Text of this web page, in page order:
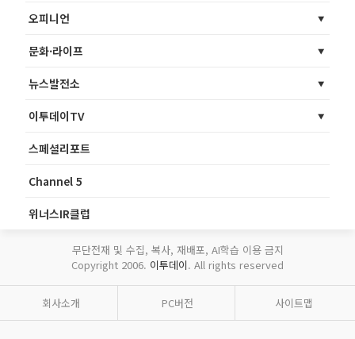
오피니언
문화·라이프
뉴스발전소
이투데이TV
스페셜리포트
Channel 5
위너스IR클럽
무단전재 및 수집, 복사, 재배포, AI학습 이용 금지
Copyright 2006. 이투데이. All rights reserved
회사소개 PC버전 사이트맵